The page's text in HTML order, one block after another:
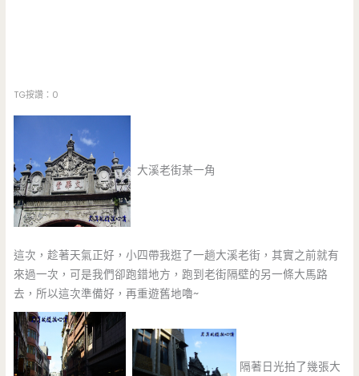
TG按讚：0
大溪老街某一角
這次，趁著天氣正好，小四帶我逛了一趟大溪老街，其實之前就有
來過一次，可是我們卻跑錯地方，跑到老街隔壁的另一條大馬路
去，所以這次準備好，再重遊舊地嚕~
隔著日光拍了幾張大